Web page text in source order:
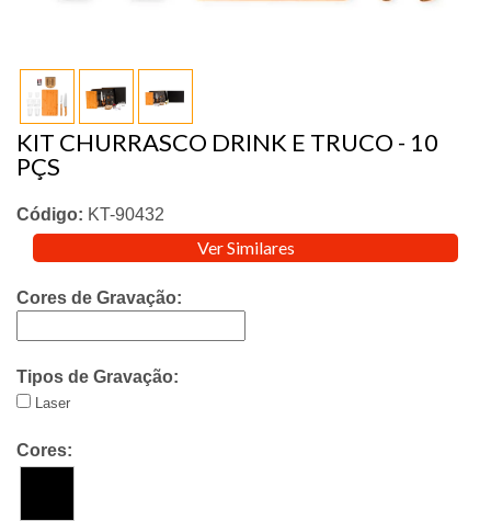
KIT CHURRASCO DRINK E TRUCO - 10
PÇS
Código: KT-90432
Ver Similares
Cores de Gravação:
Tipos de Gravação:
Laser
Cores: